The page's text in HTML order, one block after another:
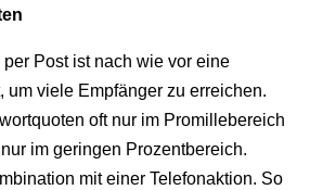
Post ist nach wie vor eine
um viele Empfänger zu erreichen.
oft nur im Promillebereich
im geringen Prozentbereich.
mit einer Telefonaktion. So